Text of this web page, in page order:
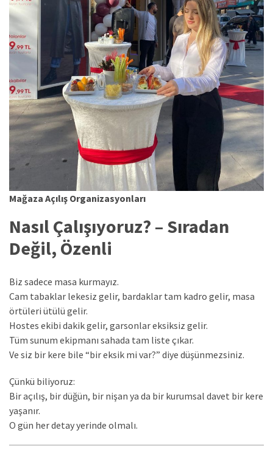
Mağaza Açılış Organizasyonları
Nasıl Çalışıyoruz? – Sıradan
Değil, Özenli
Biz sadece masa kurmayız.
Cam tabaklar lekesiz gelir, bardaklar tam kadro gelir, masa
örtüleri ütülü gelir.
Hostes ekibi dakik gelir, garsonlar eksiksiz gelir.
Tüm sunum ekipmanı sahada tam liste çıkar.
Ve siz bir kere bile “bir eksik mi var?” diye düşünmezsiniz.
Çünkü biliyoruz:
Bir açılış, bir düğün, bir nişan ya da bir kurumsal davet bir kere
yaşanır.
O gün her detay yerinde olmalı.